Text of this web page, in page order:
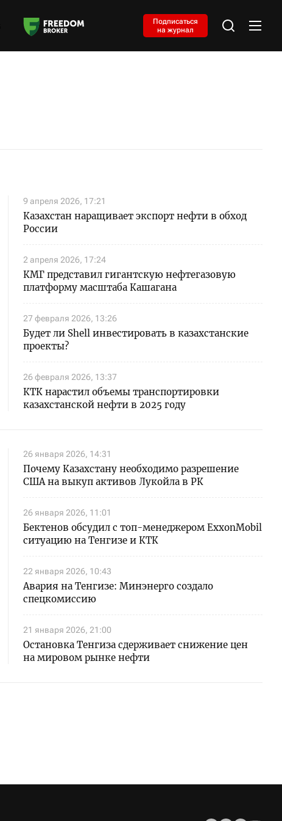
Подписаться
на журнал
9 апреля 2026, 17:21
Казахстан наращивает экспорт нефти в обход
России
2 апреля 2026, 17:24
КМГ представил гигантскую нефтегазовую
платформу масштаба Кашагана
27 февраля 2026, 13:26
Будет ли Shell инвестировать в казахстанские
проекты?
26 февраля 2026, 13:37
КТК нарастил объемы транспортировки
казахстанской нефти в 2025 году
26 января 2026, 14:31
Почему Казахстану необходимо разрешение
США на выкуп активов Лукойла в РК
26 января 2026, 11:01
Бектенов обсудил с топ-менеджером ExxonMobil
ситуацию на Тенгизе и КТК
22 января 2026, 10:43
Авария на Тенгизе: Минэнерго создало
спецкомиссию
21 января 2026, 21:00
Остановка Тенгиза сдерживает снижение цен
на мировом рынке нефти